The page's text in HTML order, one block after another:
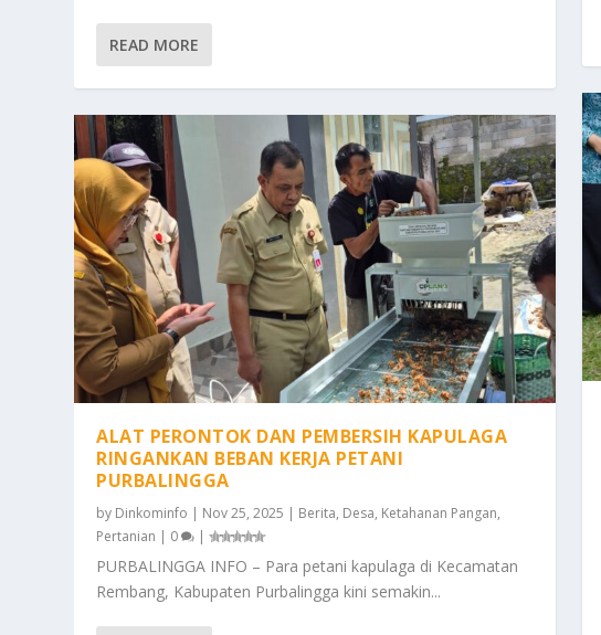
READ MORE
ALAT PERONTOK DAN PEMBERSIH KAPULAGA
RINGANKAN BEBAN KERJA PETANI
PURBALINGGA
by Dinkominfo | Nov 25, 2025 | Berita, Desa, Ketahanan Pangan,
Pertanian | 0 |
PURBALINGGA INFO – Para petani kapulaga di Kecamatan
Rembang, Kabupaten Purbalingga kini semakin...